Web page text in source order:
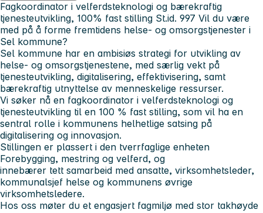
Fagkoordinator i velferdsteknologi og bærekraftig
tjenesteutvikling, 100% fast stilling St.id. 997 Vil du være
med på å forme fremtidens helse- og omsorgstjenester i
Sel kommune?
Sel kommune har en ambisiøs strategi for utvikling av
helse- og omsorgstjenestene, med særlig vekt på
tjenesteutvikling, digitalisering, effektivisering, samt
bærekraftig utnyttelse av menneskelige ressurser.
Vi søker nå en fagkoordinator i velferdsteknologi og
tjenesteutvikling til en 100 % fast stilling, som vil ha en
sentral rolle i kommunens helhetlige satsing på
digitalisering og innovasjon.
Stillingen er plassert i den tverrfaglige enheten
Forebygging, mestring og velferd, og
innebærer tett samarbeid med ansatte, virksomhetsleder,
kommunalsjef helse og kommunens øvrige
virksomhetsledere.
Hos oss møter du et engasjert fagmiljø med stor takhøyde